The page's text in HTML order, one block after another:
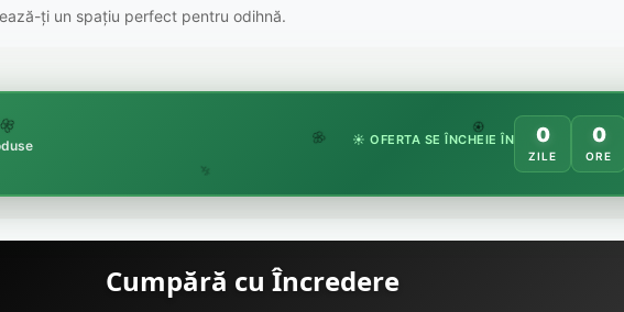
ți un spațiu perfect pentru odihnă.
🌸 🏵️ 🌿
☀️ OFERTA SE ÎNCHEIE ÎN 0
ZILE
0
ORE
Cumpără cu Încredere